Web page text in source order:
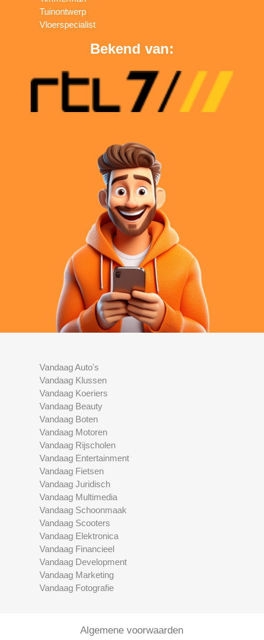
Tuinontwerp
Vloerspecialist
Bekend van:
Vandaag Auto's
Vandaag Klussen
Vandaag Koeriers
Vandaag Beauty
Vandaag Boten
Vandaag Motoren
Vandaag Rijscholen
Vandaag Entertainment
Vandaag Fietsen
Vandaag Juridisch
Vandaag Multimedia
Vandaag Schoonmaak
Vandaag Scooters
Vandaag Elektronica
Vandaag Financieel
Vandaag Development
Vandaag Marketing
Vandaag Fotografie
Algemene voorwaarden